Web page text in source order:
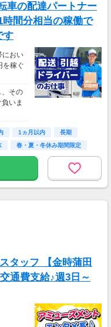
車の配達パートナー
間分相当の稼働で
す
におい
を稼ぐ
、その
いま
1ヵ月以内
長期
春・夏・冬休み期間限定
タッフ 【金時蒲田
通費支給♪週3日～